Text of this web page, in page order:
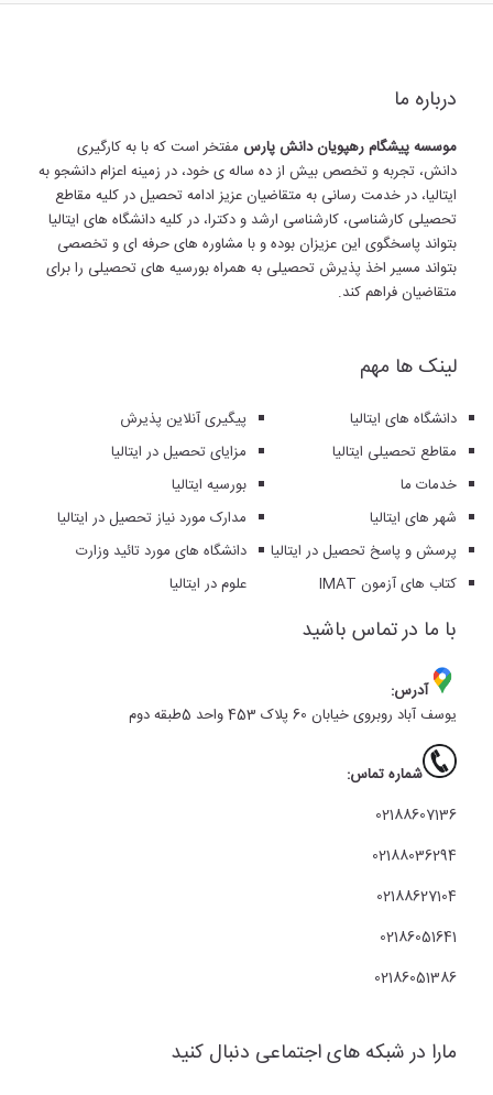
درباره ما
موسسه پیشگام رهپویان دانش پارس مفتخر است که با به کارگیری
دانش، تجربه و تخصص بیش از ده ساله ی خود، در زمینه اعزام دانشجو به
ایتالیا، در خدمت رسانی به متقاضیان عزیز ادامه تحصیل در کلیه مقاطع
تحصیلی کارشناسی، کارشناسی ارشد و دکترا، در کلیه دانشگاه های ایتالیا
بتواند پاسخگوی این عزیزان بوده و با مشاوره های حرفه ای و تخصصی
بتواند مسیر اخذ پذیرش تحصیلی به همراه بورسیه های تحصیلی را برای
متقاضیان فراهم کند.
لینک ها مهم
پیگیری آنلاین پذیرش
مزایای تحصیل در ایتالیا
بورسیه ایتالیا
مدارک مورد نیاز تحصیل در ایتالیا
دانشگاه های مورد تائید وزارت
علوم در ایتالیا
دانشگاه های ایتالیا
مقاطع تحصیلی ایتالیا
خدمات ما
شهر های ایتالیا
پرسش و پاسخ تحصیل در ایتالیا
کتاب های آزمون IMAT
با ما در تماس باشید
آدرس:
یوسف آباد روبروی خیابان 60 پلاک 453 واحد 5طبقه دوم
شماره تماس:
02188607136
02188036294
02188627104
02186051641
02186051386
مارا در شبکه های اجتماعی دنبال کنید